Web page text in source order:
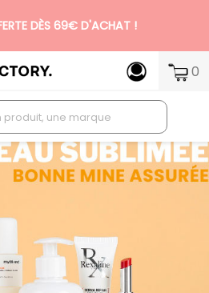
PREMIUM SANS ENGAGEMENT
0